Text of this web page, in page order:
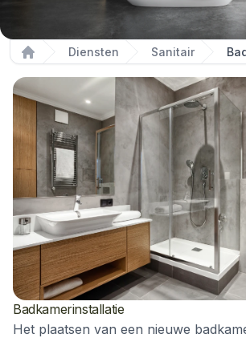
Home
Diensten Sanitair
Badkamerinstallatie
Het plaatsen van een nieuwe